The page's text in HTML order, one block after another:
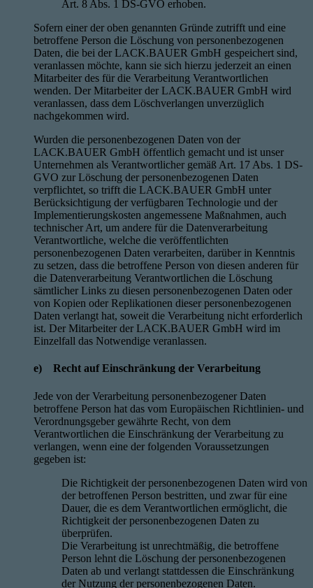
Art. 8 Abs. 1 DS-GVO erhoben.
Sofern einer der oben genannten Gründe zutrifft und eine
betroffene Person die Löschung von personenbezogenen
Daten, die bei der LACK.BAUER GmbH gespeichert sind,
veranlassen möchte, kann sie sich hierzu jederzeit an einen
Mitarbeiter des für die Verarbeitung Verantwortlichen
wenden. Der Mitarbeiter der LACK.BAUER GmbH wird
veranlassen, dass dem Löschverlangen unverzüglich
nachgekommen wird.
Wurden die personenbezogenen Daten von der
LACK.BAUER GmbH öffentlich gemacht und ist unser
Unternehmen als Verantwortlicher gemäß Art. 17 Abs. 1 DS-
GVO zur Löschung der personenbezogenen Daten
verpflichtet, so trifft die LACK.BAUER GmbH unter
Berücksichtigung der verfügbaren Technologie und der
Implementierungskosten angemessene Maßnahmen, auch
technischer Art, um andere für die Datenverarbeitung
Verantwortliche, welche die veröffentlichten
personenbezogenen Daten verarbeiten, darüber in Kenntnis
zu setzen, dass die betroffene Person von diesen anderen für
die Datenverarbeitung Verantwortlichen die Löschung
sämtlicher Links zu diesen personenbezogenen Daten oder
von Kopien oder Replikationen dieser personenbezogenen
Daten verlangt hat, soweit die Verarbeitung nicht erforderlich
ist. Der Mitarbeiter der LACK.BAUER GmbH wird im
Einzelfall das Notwendige veranlassen.
e) Recht auf Einschränkung der Verarbeitung
Jede von der Verarbeitung personenbezogener Daten
betroffene Person hat das vom Europäischen Richtlinien- und
Verordnungsgeber gewährte Recht, von dem
Verantwortlichen die Einschränkung der Verarbeitung zu
verlangen, wenn eine der folgenden Voraussetzungen
gegeben ist:
Die Richtigkeit der personenbezogenen Daten wird von
der betroffenen Person bestritten, und zwar für eine
Dauer, die es dem Verantwortlichen ermöglicht, die
Richtigkeit der personenbezogenen Daten zu
überprüfen.
Die Verarbeitung ist unrechtmäßig, die betroffene
Person lehnt die Löschung der personenbezogenen
Daten ab und verlangt stattdessen die Einschränkung
der Nutzung der personenbezogenen Daten.